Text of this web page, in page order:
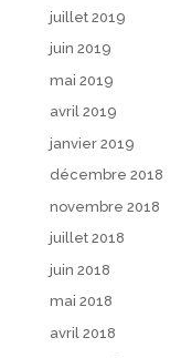
juillet 2019
juin 2019
mai 2019
avril 2019
janvier 2019
décembre 2018
novembre 2018
juillet 2018
juin 2018
mai 2018
avril 2018